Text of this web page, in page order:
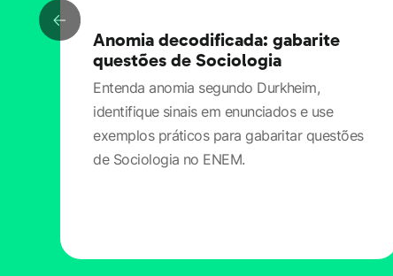
Anomia decodificada: gabarite
questões de Sociologia
Entenda anomia segundo Durkheim,
identifique sinais em enunciados e use
exemplos práticos para gabaritar questões
de Sociologia no ENEM.